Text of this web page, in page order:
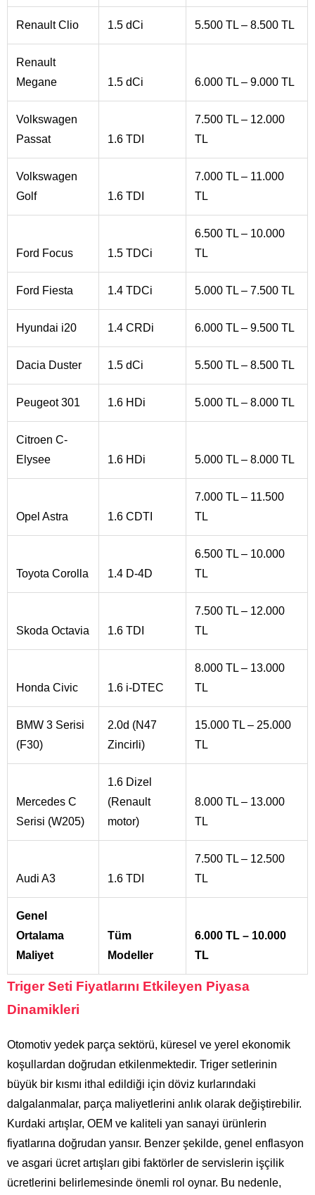
Renault Clio 1.5 dCi 5.500 TL – 8.500 TL
Renault
Megane
1.5 dCi 6.000 TL – 9.000 TL
Volkswagen
Passat
1.6 TDI
7.500 TL – 12.000
TL
Volkswagen
Golf
1.6 TDI
7.000 TL – 11.000
TL
Ford Focus 1.5 TDCi
6.500 TL – 10.000
TL
Ford Fiesta 1.4 TDCi 5.000 TL – 7.500 TL
Hyundai i20 1.4 CRDi 6.000 TL – 9.500 TL
Dacia Duster 1.5 dCi 5.500 TL – 8.500 TL
Peugeot 301 1.6 HDi 5.000 TL – 8.000 TL
Citroen C-
Elysee
1.6 HDi 5.000 TL – 8.000 TL
Opel Astra 1.6 CDTI
7.000 TL – 11.500
TL
Toyota Corolla 1.4 D-4D
6.500 TL – 10.000
TL
Skoda Octavia 1.6 TDI
7.500 TL – 12.000
TL
Honda Civic 1.6 i-DTEC
8.000 TL – 13.000
TL
BMW 3 Serisi
(F30)
2.0d (N47
Zincirli)
15.000 TL – 25.000
TL
Mercedes C
Serisi (W205)
1.6 Dizel
(Renault
motor)
8.000 TL – 13.000
TL
Audi A3 1.6 TDI
7.500 TL – 12.500
TL
Genel
Ortalama
Maliyet
Tüm
Modeller
6.000 TL – 10.000
TL
Triger Seti Fiyatlarını Etkileyen Piyasa
Dinamikleri
Otomotiv yedek parça sektörü, küresel ve yerel ekonomik
koşullardan doğrudan etkilenmektedir. Triger setlerinin
büyük bir kısmı ithal edildiği için döviz kurlarındaki
dalgalanmalar, parça maliyetlerini anlık olarak değiştirebilir.
Kurdaki artışlar, OEM ve kaliteli yan sanayi ürünlerin
fiyatlarına doğrudan yansır. Benzer şekilde, genel enflasyon
ve asgari ücret artışları gibi faktörler de servislerin işçilik
ücretlerini belirlemesinde önemli rol oynar. Bu nedenle,